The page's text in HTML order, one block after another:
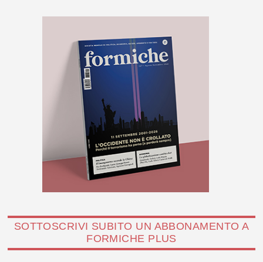
SOTTOSCRIVI SUBITO UN ABBONAMENTO A
FORMICHE PLUS